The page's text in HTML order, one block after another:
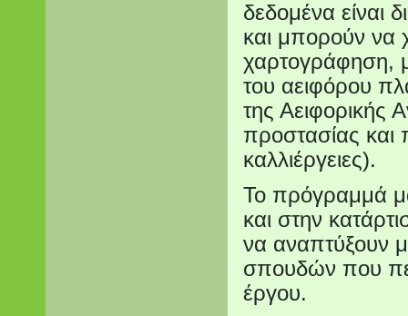
δεδομένα είναι
και μπορούν να
χαρτογράφηση,
του αειφόρου
της Αειφορικής
προστασίας και
καλλιέργειες).
Το πρόγραμμά
και στην
να αναπτύξουν
σπουδών που
έργου.